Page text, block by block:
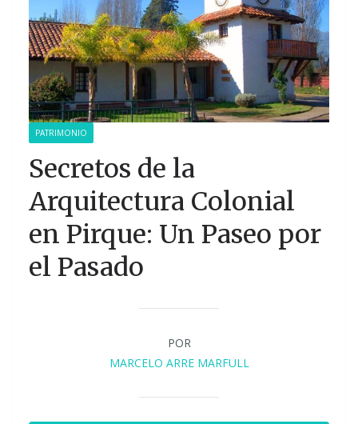
PATRIMONIO
Secretos de la
Arquitectura Colonial
en Pirque: Un Paseo por
el Pasado
POR
MARCELO ARRE MARFULL